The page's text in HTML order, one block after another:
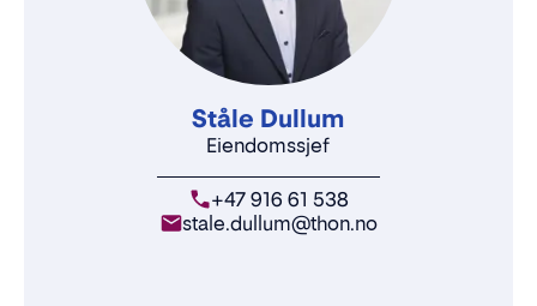
Ståle Dullum
Eiendomssjef
+47 916 61 538
stale.dullum@thon.no